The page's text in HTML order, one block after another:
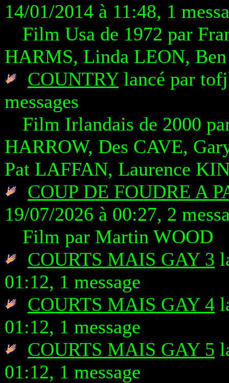
14/01/2014 à 11:48, 1
Film Usa de 1972 par
HARMS, Linda LEON,
COUNTRYlancé par
messages
Film Irlandais de 2000
HARROW, Des CAVE,
Pat LAFFAN, Laurence
COUP DE FOUDRE A
19/07/2026 à 00:27, 2
Film par Martin WOOD
COURTS MAIS GAY 3
01:12, 1 message
COURTS MAIS GAY 4
01:12, 1 message
COURTS MAIS GAY 5
01:12, 1 message